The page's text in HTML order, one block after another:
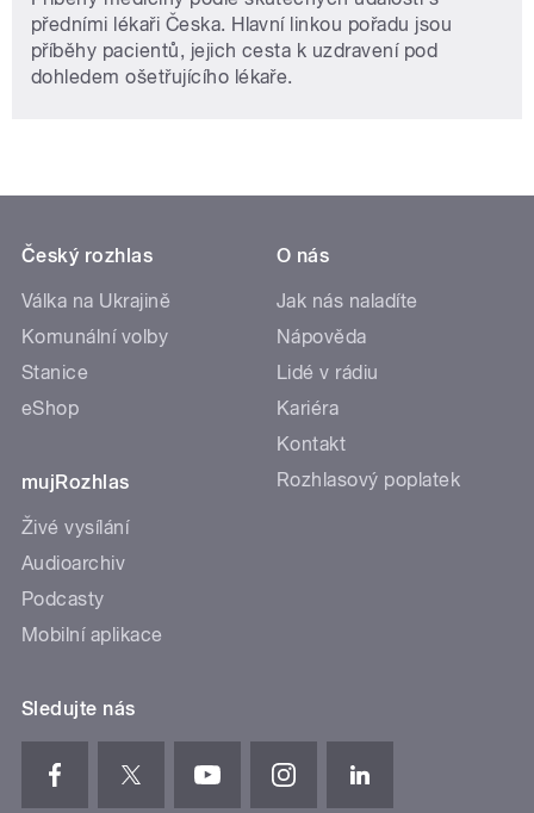
předními lékaři Česka. Hlavní linkou pořadu jsou
příběhy pacientů, jejich cesta k uzdravení pod
dohledem ošetřujícího lékaře.
Český rozhlas
Válka na Ukrajině
Komunální volby
Stanice
eShop
mujRozhlas
Živé vysílání
Audioarchiv
Podcasty
Mobilní aplikace
O nás
Jak nás naladíte
Nápověda
Lidé v rádiu
Kariéra
Kontakt
Rozhlasový poplatek
Sledujte nás